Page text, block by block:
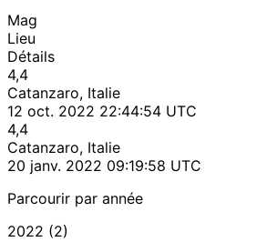
Mag
Lieu
Détails
4,4
Catanzaro, Italie
12 oct. 2022 22:44:54 UTC
4,4
Catanzaro, Italie
20 janv. 2022 09:19:58 UTC
Parcourir par année
2022 (2)